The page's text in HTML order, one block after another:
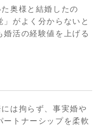
奥様と結婚したの
がよく分からないと
活の経験値を上げる
は拘らず、事実婚や
ートナーシップを柔軟